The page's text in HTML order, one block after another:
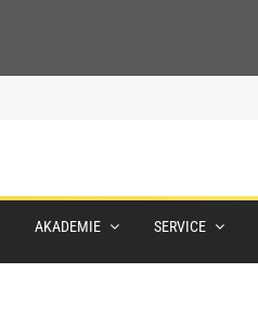
AKADEMIE SERVICE